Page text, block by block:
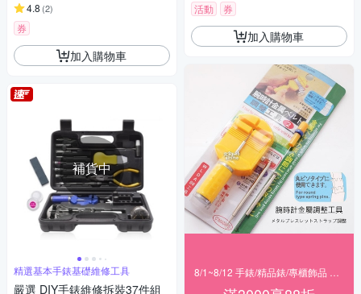
4.8 (2)
券
加入購物車
補貨中
精選基本手錶基礎維修工具
嚴選 DIY手錶維修拆裝37件組
活動 券
加入購物車